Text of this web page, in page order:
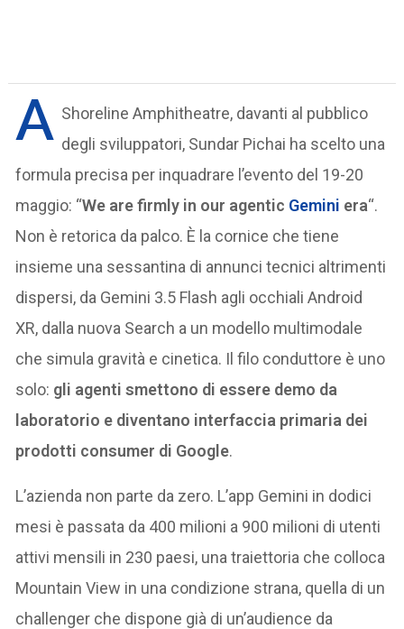
A Shoreline Amphitheatre, davanti al pubblico
degli sviluppatori, Sundar Pichai ha scelto una
formula precisa per inquadrare l’evento del 19-20
maggio: “We are firmly in our agentic Gemini era“.
Non è retorica da palco. È la cornice che tiene
insieme una sessantina di annunci tecnici altrimenti
dispersi, da Gemini 3.5 Flash agli occhiali Android
XR, dalla nuova Search a un modello multimodale
che simula gravità e cinetica. Il filo conduttore è uno
solo: gli agenti smettono di essere demo da
laboratorio e diventano interfaccia primaria dei
prodotti consumer di Google.
L’azienda non parte da zero. L’app Gemini in dodici
mesi è passata da 400 milioni a 900 milioni di utenti
attivi mensili in 230 paesi, una traiettoria che colloca
Mountain View in una condizione strana, quella di un
challenger che dispone già di un’audience da